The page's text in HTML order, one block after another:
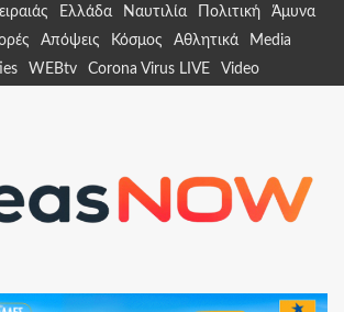
Ελλάδα Ναυτιλία Πολιτική
Άμυνα
Απόψεις Κόσμος Αθλητικά
Media
WEBtv Corona Virus LIVE Video